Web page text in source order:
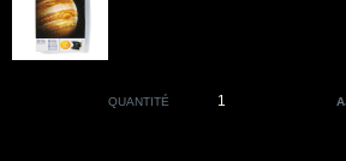
QUANTITÉ